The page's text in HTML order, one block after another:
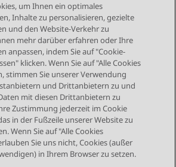
Nächstes Thema
um Ihnen ein optimales
Inhalte zu personalisieren, gezielte
und den Website-Verkehr zu
mehr darüber erfahren oder Ihre
anpassen, indem Sie auf "Cookie-
klicken. Wenn Sie auf "Alle Cookies
stimmen Sie unserer Verwendung
und Drittanbietern zu und
mit diesen Drittanbietern zu
Zustimmung jederzeit im Cookie
in der Fußzeile unserer Website zu
Wenn Sie auf "Alle Cookies
Sie uns nicht, Cookies (außer
in Ihrem Browser zu setzen.